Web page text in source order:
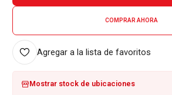
COMPRAR AHORA
Agregar a la lista de favoritos
Mostrar stock de ubicaciones